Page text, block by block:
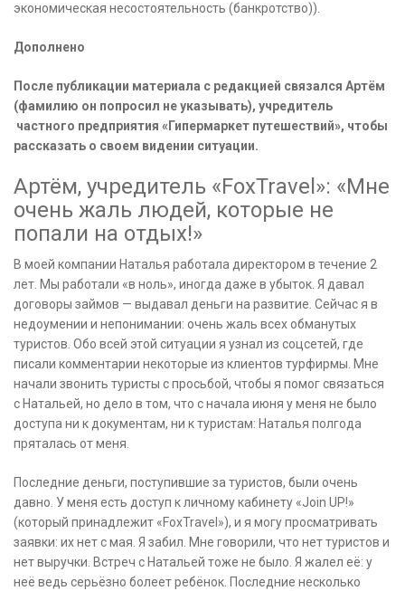
экономическая несостоятельность (банкротство)).
Дополнено
После публикации материала с редакцией связался Артём
(фамилию он попросил не указывать), учредитель
частного предприятия «Гипермаркет путешествий», чтобы
рассказать о своем видении ситуации.
Артём, учредитель «FoxTravel»: «Мне
очень жаль людей, которые не
попали на отдых!»
В моей компании Наталья работала директором в течение 2
лет. Мы работали «в ноль», иногда даже в убыток. Я давал
договоры займов — выдавал деньги на развитие. Сейчас я в
недоумении и непонимании: очень жаль всех обманутых
туристов. Обо всей этой ситуации я узнал из соцсетей, где
писали комментарии некоторые из клиентов турфирмы. Мне
начали звонить туристы с просьбой, чтобы я помог связаться
с Натальей, но дело в том, что с начала июня у меня не было
доступа ни к документам, ни к туристам: Наталья полгода
пряталась от меня.
Последние деньги, поступившие за туристов, были очень
давно. У меня есть доступ к личному кабинету «Join UP!»
(который принадлежит «FoxTravel»), и я могу просматривать
заявки: их нет с мая. Я забил. Мне говорили, что нет туристов и
нет выручки. Встреч с Натальей тоже не было. Я жалел её: у
неё ведь серьёзно болеет ребёнок. Последние несколько